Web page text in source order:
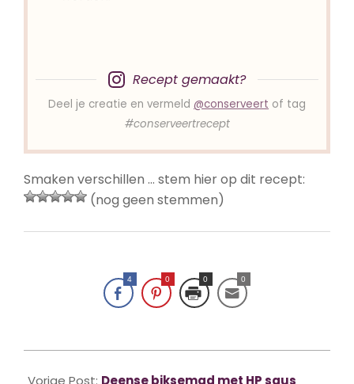
Recept gemaakt?
Deel je creatie en vermeld @conserveert of tag
#conserveertrecept
Smaken verschillen … stem hier op dit recept:
(nog geen stemmen)
4 0 0 0
02-
Vorige Post: Deense biksemad met HP saus